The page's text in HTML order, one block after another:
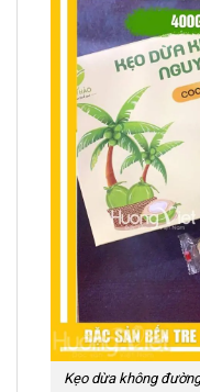
Kẹo dừa không